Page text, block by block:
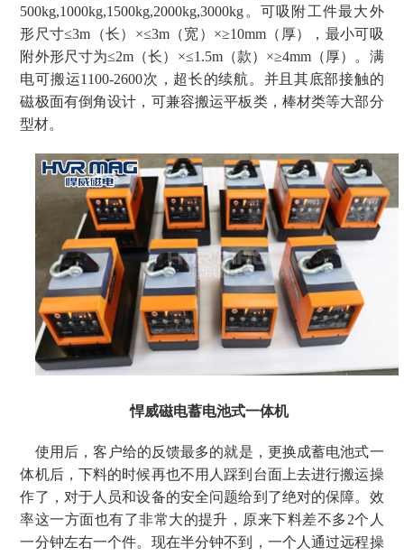
500kg,1000kg,1500kg,2000kg,3000kg。可吸附工件最大外
形尺寸≤3m（长）×≤3m（宽）×≥10mm（厚），最小可吸
附外形尺寸为≤2m（长）×≤1.5m（款）×≥4mm（厚）。 满
电可搬运1100-2600次 ，超长的续航。并且其底部接触的
磁极面有倒角设计，可兼容搬运平板类，棒材类等大部分
型材。
悍威磁电蓄电池式一体机
使用后，客户给的反馈最多的就是，更换成蓄电池式一
体机后，下料的时候再也不用人踩到台面上去进行搬运操
作了，对于人员和设备的安全问题给到了绝对的保障。效
率这一方面也有了非常大的提升，原来下料差不多2个人
一分钟左右一个件。现在半分钟不到，一个人通过远程操